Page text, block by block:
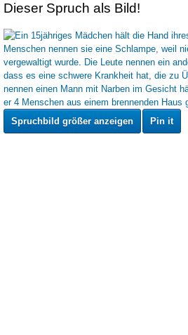
Dieser Spruch als Bild!
Spruchbild größer anzeigen Pin it